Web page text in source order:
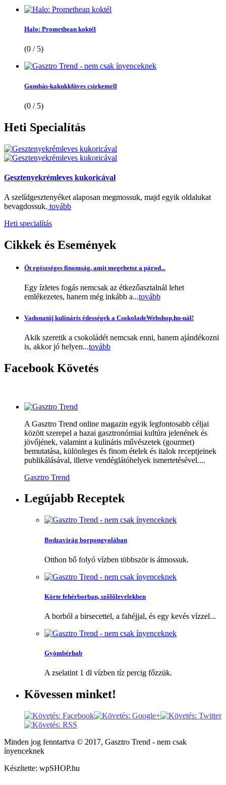
Halo: Promethean koktél
(0 / 5)
Gombás-kakukkfüves csirkemell
(0 / 5)
Heti Specialítás
Gesztenyekrémleves kukoricával
A szelídgesztenyéket alaposan megmossuk, majd egyik oldalukat
bevagdossuk. tovább
Heti specialítás
Cikkek és Események
Öt egészséges finomság, amit megehetsz a párod...
Egy ízletes fogás nemcsak az étkezőasztalnál lehet
emlékezetes, hanem még inkább a...tovább
Vadonatúj kulináris édességek a CsokoladeWebshop.hu-nál!
Akik szeretik a csokoládét nemcsak enni, hanem ajándékozni
is, akkor jó helyen...tovább
Facebook Követés
A Gasztro Trend online magazin egyik legfontosabb céljai
között szerepel a hazai gasztronómiai kultúra jelenének és
jövőjének, valamint a kulináris művészetek (gourmet)
bemutatása, különleges és finom ételek és italok receptjeinek
publikálásával, illetve vendéglátóhelyek ismertetésével....
Gasztro Trend
Legújabb Receptek
Bodzavirág borpongyolában
Otthon bő folyó vízben többször is átmossuk.
Körte fehérborban, szőlőlevelekben
A borból a birsecettel, a fahéjjal, és egy kevés vízzel...
Gyömbérhab
A zselatint 1 dl vízben tíz percig főzzük.
Kövessen minket!
Minden jog fenntartva © 2017, Gasztro Trend - nem csak
ínyenceknek
Készítette: wpSHOP.hu